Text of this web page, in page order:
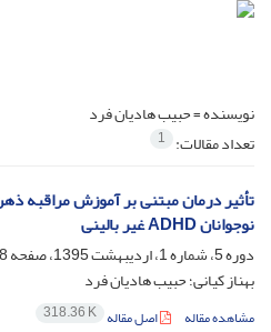
نویسنده =حبیب هادیان فرد
تعداد مقالات: 1
تأثیر درمان مبتنی بر آموزش مراقبه
نوجوانان ADHD غیر بالینی
دوره 5، شماره 1، اردیبهشت 1395، صفحه
بهناز کیانی؛ حبیب هادیان فرد
مشاهده مقاله اصل مقاله 318.36 K